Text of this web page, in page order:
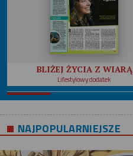
BLIŻEJ ŻYCIA Z WIARĄ
Lifestylowy dodatek
NAJPOPULARNIEJSZE